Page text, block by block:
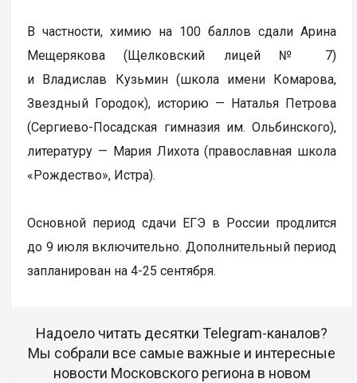
В частности, химию на 100 баллов сдали Арина
Мещерякова (Щелковский лицей № 7)
и Владислав Кузьмин (школа имени Комарова,
Звездный Городок), историю — Наталья Петрова
(Сергиево-Посадская гимназия им. Ольбинского),
литературу — Мария Лихота (православная школа
«Рождество», Истра).
Основной период сдачи ЕГЭ в России продлится
до 9 июля включительно. Дополнительный период
запланирован на 4-25 сентября.
Надоело читать десятки Telegram-каналов?
Мы собрали все самые важные и интересные
новости Московского региона в новом